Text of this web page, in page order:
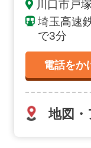
川口市戸
埼玉高速
で3分
電話をか
地図